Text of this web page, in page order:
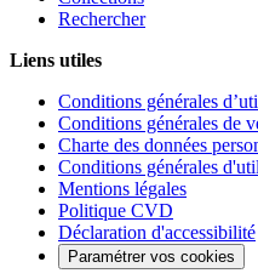
Rechercher
Liens utiles
Conditions générales
Conditions générales de
Charte des données
Conditions générales
Mentions légales
Politique CVD
Déclaration d'accessibilité
Paramétrer vos cookies